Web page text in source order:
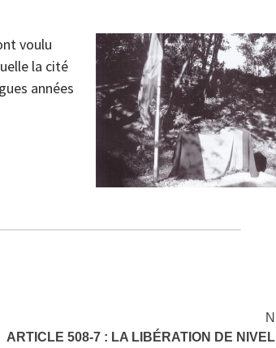
voulu
la cité
années
ARTICLE 508-7 : LA LIBÉRATION DE